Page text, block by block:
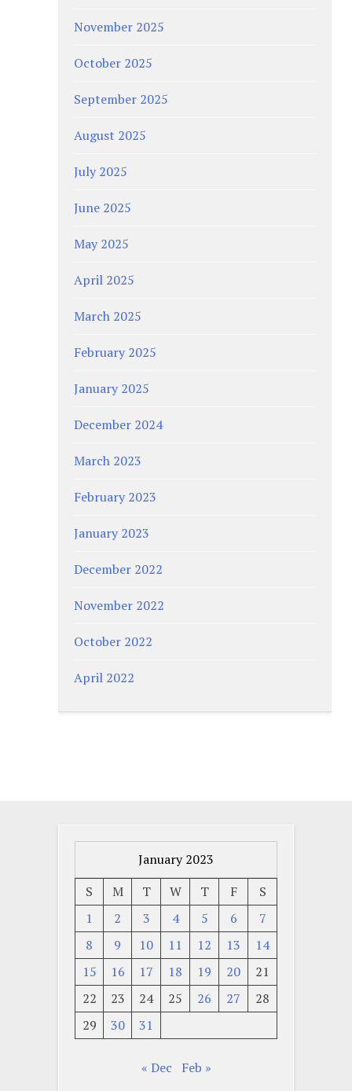
November 2025
October 2025
September 2025
August 2025
July 2025
June 2025
May 2025
April 2025
March 2025
February 2025
January 2025
December 2024
March 2023
February 2023
January 2023
December 2022
November 2022
October 2022
April 2022
January 2023
S
M T W T F
S
1
2 3 4 5 6
7
8
9 10 11 12 13
14
15
16 17 18 19 20
21
22
23 24 25 26 27
28
29
30 31
« Dec Feb »